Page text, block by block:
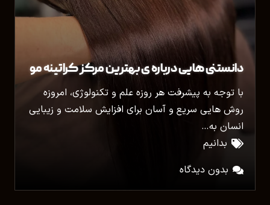
دانستنی هایی درباره ی بهترین مرکز کراتینه مو
با توجه به پیشرفت هر روزه علم و تکنولوژی، امروزه
روش هایی سریع و آسان برای افزایش سلامت و زیبایی
انسان به…
بدانیم
بدون دیدگاه